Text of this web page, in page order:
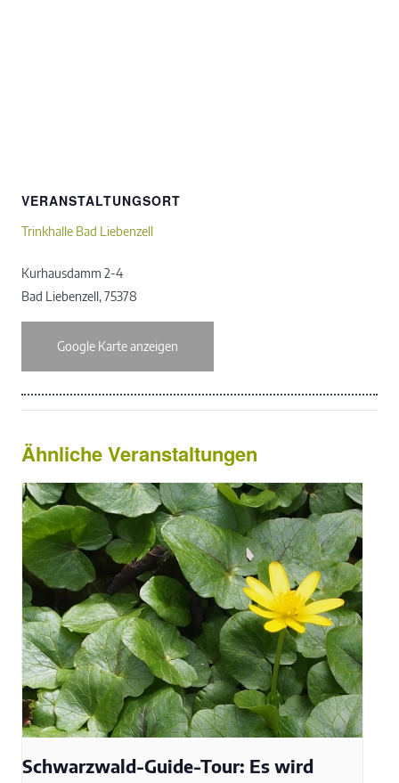
VERANSTALTUNGSORT
Trinkhalle Bad Liebenzell
Kurhausdamm 2-4
Bad Liebenzell,75378
Google Karte anzeigen
Ähnliche Veranstaltungen
Schwarzwald-Guide-Tour: Es wird